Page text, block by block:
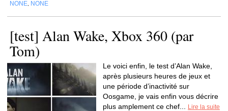
NONE NONE
[test] Alan Wake, Xbox 360 (par
Tom)
Le voici enfin, le test d’Alan Wake,
après plusieurs heures de jeux et
une période d’inactivité sur
Oosgame, je vais enfin vous décrire
plus amplement ce chef...
Lire la suite